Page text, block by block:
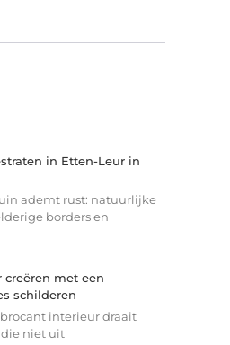
in Etten-Leur in
ademt rust: natuurlijke
borders en
creëren met een
schilderen
interieur draait
niet uit